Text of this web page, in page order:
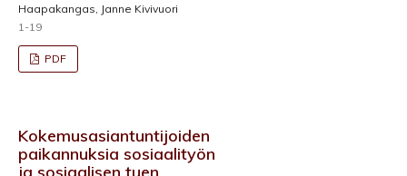
Haapakangas, Janne Kivivuori
1-19
PDF
Kokemusasiantuntijoiden
paikannuksia sosiaalityön
ja sosiaalisen tuen